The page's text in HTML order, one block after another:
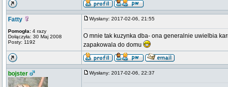
Fatty
Pomogła: 4 razy
Dołączyła: 30 Maj 2008
Posty: 1192
Wysłany: 2017-02-06, 21:55
O mnie tak kuzynka dba- ona generalnie uwielbia
zapakowala do domu
bojster Wysłany: 2017-02-06, 22:37